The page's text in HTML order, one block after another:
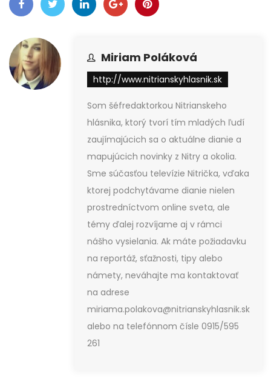
Miriam Poláková
http://www.nitrianskyhlasnik.sk
Som šéfredaktorkou Nitrianskeho
hlásnika, ktorý tvorí tím mladých ľudí
zaujímajúcich sa o aktuálne dianie a
mapujúcich novinky z Nitry a okolia.
Sme súčasťou televízie Nitrička, vďaka
ktorej podchytávame dianie nielen
prostredníctvom online sveta, ale
témy ďalej rozvíjame aj v rámci
nášho vysielania. Ak máte požiadavku
na reportáž, sťažnosti, tipy alebo
námety, neváhajte ma kontaktovať
na adrese
miriama.polakova@nitrianskyhlasnik.sk
alebo na telefónnom čísle 0915/595
261